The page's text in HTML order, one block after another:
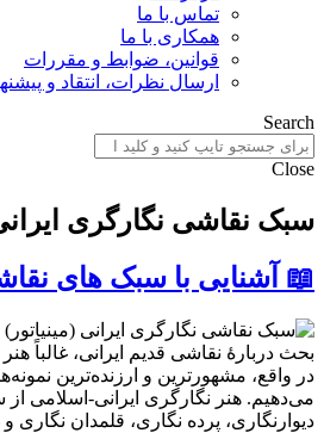
تماس با ما
همکاری با ما
قوانین، ضوابط و مقررات
ارسال نظرات، انتقاد و
Search
Close
سبک نقاشی نگارگری
📖 آشنایی با سبک های
بحث دربارهٔ نقاشی قدیم ایرانی، غالباً هنر
در واقع، مشهورترین و ارزنده‌ترین
می‌دهیم. هنر نگارگری ایرانی-اسلامی از
دیوارنگاری، پرده نگاری، قلمدان